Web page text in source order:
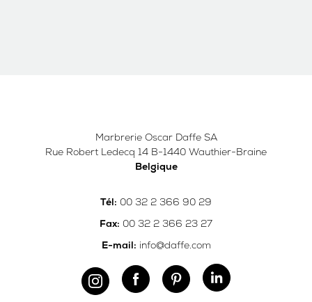
Marbrerie Oscar Daffe SA
Rue Robert Ledecq 14 B-1440 Wauthier-Braine
Belgique
Tél: 00 32 2 366 90 29
Fax: 00 32 2 366 23 27
E-mail: info@daffe.com